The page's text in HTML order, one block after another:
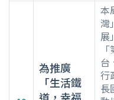
為推廣
「生活鐵
本
灣
展
台
行
長